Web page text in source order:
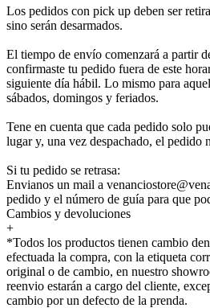
Los pedidos con pick up deben ser
sino serán desarmados.
El tiempo de envío comenzará a partir
confirmaste tu pedido fuera de este
siguiente día hábil. Lo mismo para
sábados, domingos y feriados.
Tene en cuenta que cada pedido solo
lugar y, una vez despachado, el pedido
Si tu pedido se retrasa:
Envianos un mail a
pedido y el número de guía para que
Cambios y devoluciones
+
*Todos los productos tienen cambio
efectuada la compra, con la etiqueta
original o de cambio, en nuestro
reenvio estarán a cargo del cliente,
cambio por un defecto de la prenda.